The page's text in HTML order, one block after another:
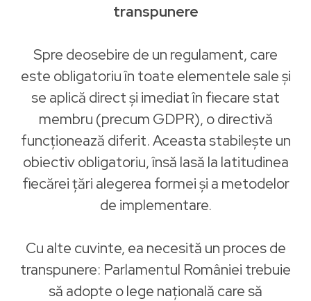
transpunere
Spre deosebire de un regulament, care
este obligatoriu în toate elementele sale și
se aplică direct și imediat în fiecare stat
membru (precum GDPR), o directivă
funcționează diferit. Aceasta stabilește un
obiectiv obligatoriu, însă lasă la latitudinea
fiecărei țări alegerea formei și a metodelor
de implementare.
Cu alte cuvinte, ea necesită un proces de
transpunere: Parlamentul României trebuie
să adopte o lege națională care să